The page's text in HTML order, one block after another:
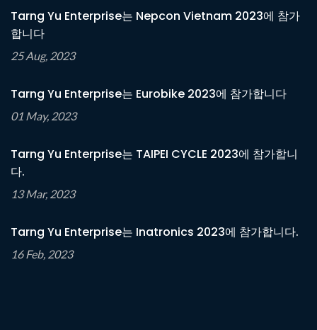
Tarng Yu Enterprise는 Nepcon Vietnam 2023에 참가
합니다
25 Aug, 2023
Tarng Yu Enterprise는 Eurobike 2023에 참가합니다
01 May, 2023
Tarng Yu Enterprise는 TAIPEI CYCLE 2023에 참가합니
다.
13 Mar, 2023
Tarng Yu Enterprise는 Inatronics 2023에 참가합니다.
16 Feb, 2023